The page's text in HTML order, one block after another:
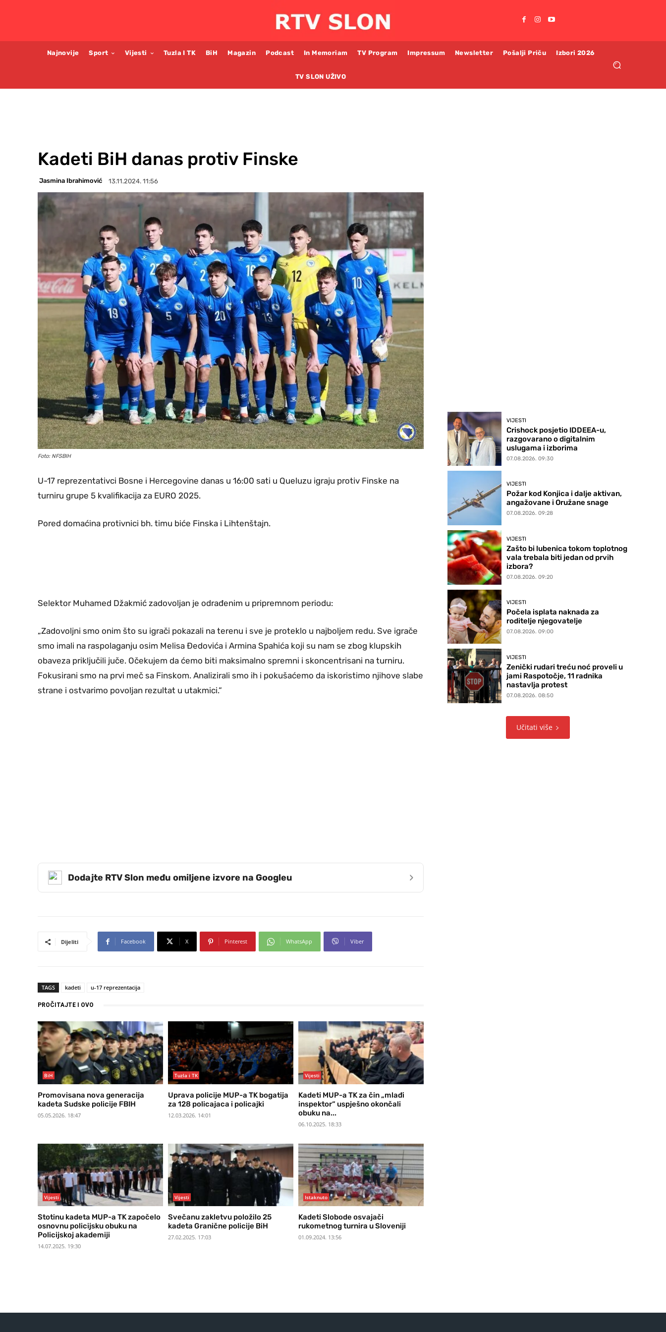
Najnovije Sport Vijesti Tuzla I TK BiH Magazin Podcast In Memoriam TV Program Impressum Newsletter Pošalji Priču Izbori 2026
TV SLON UŽIVO
Kadeti BiH danas protiv Finske
Jasmina Ibrahimović 13.11.2024. 11:56
Foto: NFSBIH
U-17 reprezentativci Bosne i Hercegovine danas u 16:00 sati u Queluzu igraju protiv Finske na
turniru grupe 5 kvalifikacija za EURO 2025.
Pored domaćina protivnici bh. timu biće Finska i Lihtenštajn.
Selektor Muhamed Džakmić zadovoljan je odrađenim u pripremnom periodu:
„Zadovoljni smo onim što su igrači pokazali na terenu i sve je proteklo u najboljem redu. Sve igrače
smo imali na raspolaganju osim Melisa Đedovića i Armina Spahića koji su nam se zbog klupskih
obaveza priključili juče. Očekujem da ćemo biti maksimalno spremni i skoncentrisani na turniru.
Fokusirani smo na prvi meč sa Finskom. Analizirali smo ih i pokušaćemo da iskoristimo njihove slabe
strane i ostvarimo povoljan rezultat u utakmici.“
Dodajte RTV Slon među omiljene izvore na Googleu ›
Dijeliti Facebook X Pinterest WhatsApp Viber
TAGS kadeti u-17 reprezentacija
PROČITAJTE I OVO
BiH
Promovisana nova generacija
kadeta Sudske policije FBIH
05.05.2026. 18:47
Tuzla i TK
Uprava policije MUP-a TK bogatija
za 128 policajaca i policajki
12.03.2026. 14:01
Vijesti
Kadeti MUP-a TK za čin „mlađi
inspektor“ uspješno okončali
obuku na...
06.10.2025. 18:33
Vijesti
Stotinu kadeta MUP-a TK započelo
osnovnu policijsku obuku na
Policijskoj akademiji
14.07.2025. 19:30
Vijesti
Svečanu zakletvu položilo 25
kadeta Granične policije BiH
27.02.2025. 17:03
Istaknuto
Kadeti Slobode osvajači
rukometnog turnira u Sloveniji
01.09.2024. 13:56
VIJESTI
Crishock posjetio IDDEEA-u,
razgovarano o digitalnim
uslugama i izborima
07.08.2026. 09:30
VIJESTI
Požar kod Konjica i dalje aktivan,
angažovane i Oružane snage
07.08.2026. 09:28
VIJESTI
Zašto bi lubenica tokom toplotnog
vala trebala biti jedan od prvih
izbora?
07.08.2026. 09:20
VIJESTI
Počela isplata naknada za
roditelje njegovatelje
07.08.2026. 09:00
VIJESTI
Zenički rudari treću noć proveli u
jami Raspotočje, 11 radnika
nastavlja protest
07.08.2026. 08:50
Učitati više